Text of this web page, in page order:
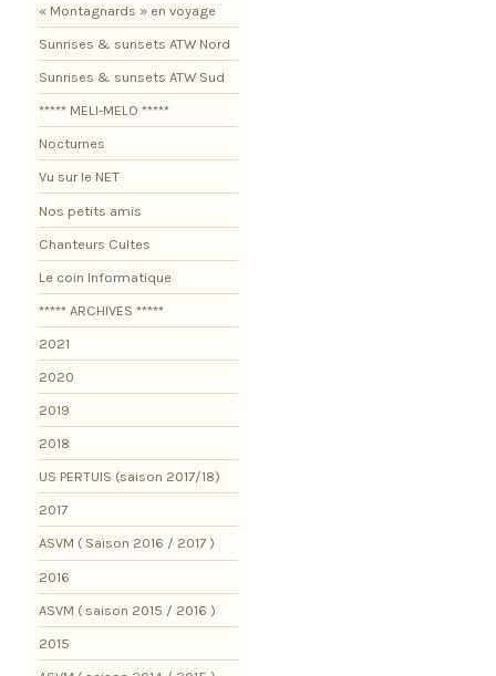
« Montagnards » en voyage
Sunrises & sunsets ATW Nord
Sunrises & sunsets ATW Sud
***** MELI-MELO *****
Nocturnes
Vu sur le NET
Nos petits amis
Chanteurs Cultes
Le coin Informatique
***** ARCHIVES *****
2021
2020
2019
2018
US PERTUIS (saison 2017/18)
2017
ASVM ( Saison 2016 / 2017 )
2016
ASVM ( saison 2015 / 2016 )
2015